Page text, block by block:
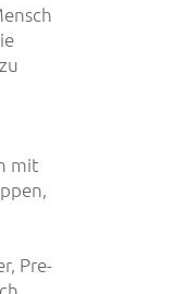
mit
Pre-